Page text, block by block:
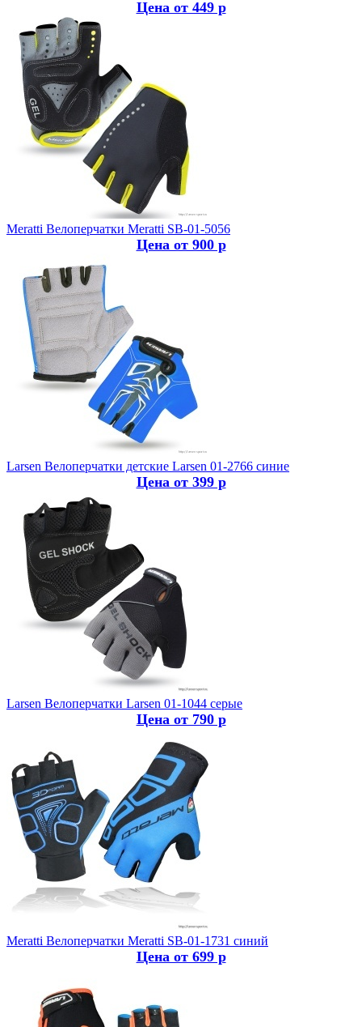
Цена от 449 р
Meratti Велоперчатки Meratti SB-01-5056
Цена от 900 р
Larsen Велоперчатки детские Larsen 01-2766 синие
Цена от 399 р
Larsen Велоперчатки Larsen 01-1044 серые
Цена от 790 р
Meratti Велоперчатки Meratti SB-01-1731 синий
Цена от 699 р